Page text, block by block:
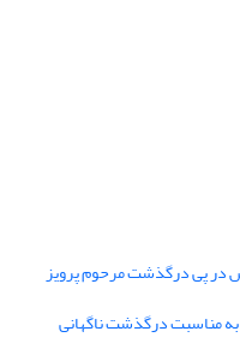
در پی درگذشت مرحوم پرویز
مناسبت درگذشت ناگهانی